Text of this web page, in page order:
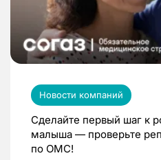
Новости компаний
Сделайте первый шаг к
малыша — проверьте
по ОМС!